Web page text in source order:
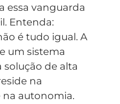
essa vanguarda
Entenda:
é tudo igual. A
um sistema
de alta
na
autonomia.